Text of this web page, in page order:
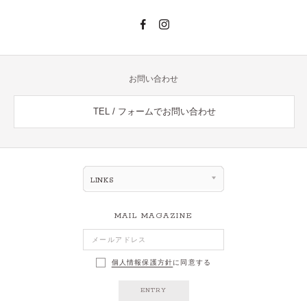
お問い合わせ
TEL / フォームでお問い合わせ
LINKS
MAIL MAGAZINE
個人情報保護方針に同意する
ENTRY